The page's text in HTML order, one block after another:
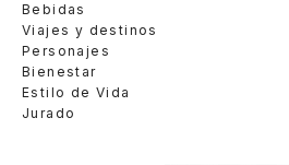
Bebidas
Viajes y destinos
Personajes
Bienestar
Estilo de Vida
Jurado